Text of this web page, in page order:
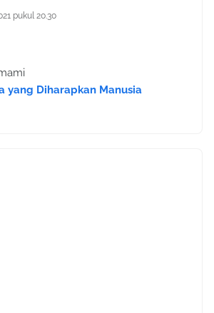
pukul 20.30
yang Diharapkan Manusia